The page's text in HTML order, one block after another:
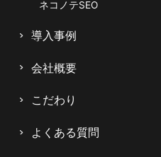
施術メニューペー
複数の施術をひとつの
と、それぞれのキーワー
ネコノテSEO
導入事例
会社概要
こだわり
よくある質問